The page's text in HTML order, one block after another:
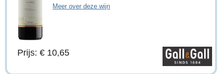
Meer over deze wijn
Prijs: € 10,65